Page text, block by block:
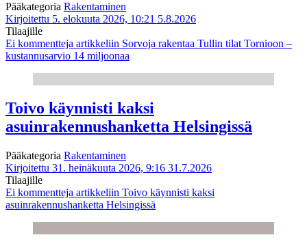
Pääkategoria Rakentaminen
Kirjoitettu 5. elokuuta 2026, 10:21 5.8.2026
Tilaajille
Ei kommentteja artikkeliin Sorvoja rakentaa Tullin tilat Tornioon –
kustannusarvio 14 miljoonaa
Toivo käynnisti kaksi
asuinrakennushanketta Helsingissä
Pääkategoria Rakentaminen
Kirjoitettu 31. heinäkuuta 2026, 9:16 31.7.2026
Tilaajille
Ei kommentteja artikkeliin Toivo käynnisti kaksi
asuinrakennushanketta Helsingissä